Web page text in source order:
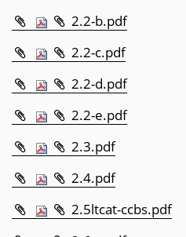
2.2-b.pdf
2.2-c.pdf
2.2-d.pdf
2.2-e.pdf
2.3.pdf
2.4.pdf
2.5ltcat-ccbs.pdf